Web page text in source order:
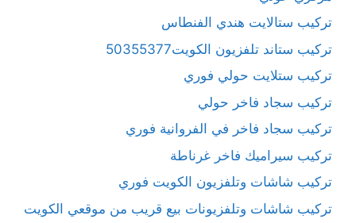
تركيب ستالايت هندي الفنطاس
تركيب ستاند تلفزيون الكويت50355377
تركيب ستلايت حولي فوري
تركيب سجاد فاخر حولي
تركيب سجاد فاخر في الفروانية فوري
تركيب سيراميك فاخر غرناطة
تركيب شاشات وتلفزيون الكويت فوري
تركيب شاشات وتلفزيونات بيع قريب من موقعي الكويت